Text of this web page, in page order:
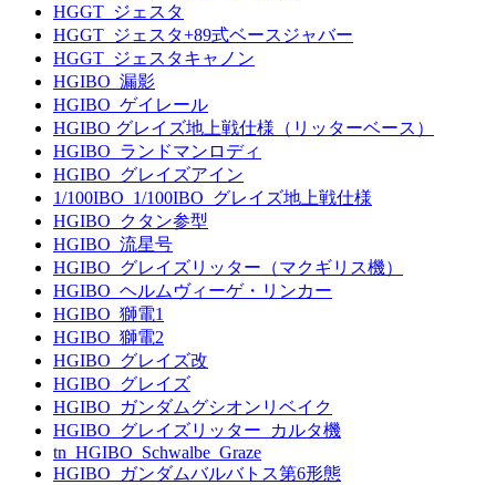
HGGT_ジェスタ
HGGT_ジェスタ+89式ベースジャバー
HGGT_ジェスタキャノン
HGIBO_漏影
HGIBO_ゲイレール
HGIBO グレイズ地上戦仕様（リッターベース）
HGIBO_ランドマンロディ
HGIBO_グレイズアイン
1/100IBO_1/100IBO_グレイズ地上戦仕様
HGIBO_クタン参型
HGIBO_流星号
HGIBO_グレイズリッター（マクギリス機）
HGIBO_ヘルムヴィーゲ・リンカー
HGIBO_獅電1
HGIBO_獅電2
HGIBO_グレイズ改
HGIBO_グレイズ
HGIBO_ガンダムグシオンリベイク
HGIBO_グレイズリッター_カルタ機
tn_HGIBO_Schwalbe_Graze
HGIBO_ガンダムバルバトス第6形態